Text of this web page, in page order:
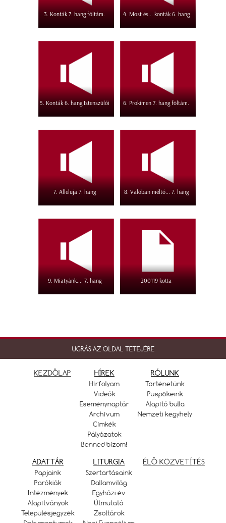
3. Konták 7. hang föltám. 4. Most és... konták 6. hang
5. Konták 6. hang Istenszülői 6. Prokimen 7. hang föltám.
7. Alleluja 7. hang 8. Valóban méltó... 7. hang
9. Miatyánk.... 7. hang 200119 kotta
UGRÁS AZ OLDAL TETEJÉRE
KEZDŐLAP HÍREK
Hírfolyam
Videók
Eseménynaptár
Archívum
Címkék
Pályázatok
Benned bízom!
RÓLUNK
Történetünk
Püspökeink
Alapító bulla
Nemzeti kegyhely
ADATTÁR
Papjaink
Parókiák
Intézmények
Alapítványok
Településjegyzék
LITURGIA
Szertartásaink
Dallamvilág
Egyházi év
Útmutató
Zsoltárok
ÉLŐ KÖZVETÍTÉS